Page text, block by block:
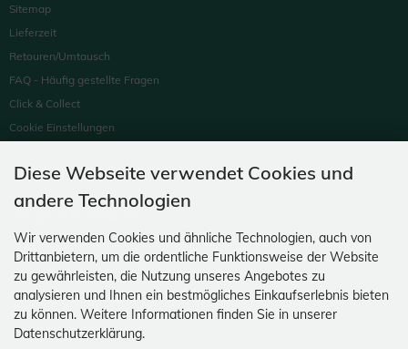
Sitemap
Lieferzeit
Retouren/Umtausch
FAQ - Häufig gestellte Fragen
Click & Collect
Cookie Einstellungen
SUPPORTHOTLINE
Zu laufenden Aufträgen oder Fragen allgemein:
Montag, Dienstag, Donnerstag, Freitag: 10:00 - 16:00 Uhr
Mittwoch: 10:00 - 18:00 Uhr
* Kosten: normaler Ortstarif DE, mit Flatratevertrag natürlich kostenlos. Aus dem Ausland
fallen die jeweils geltenden Auslandsgebühren an. Anrufe aus dem Handynetz können
abweichen.
Diese Webseite verwendet Cookies und
andere Technologien
Wir verwenden Cookies und ähnliche Technologien, auch von
Drittanbietern, um die ordentliche Funktionsweise der Website
zu gewährleisten, die Nutzung unseres Angebotes zu
analysieren und Ihnen ein bestmögliches Einkaufserlebnis bieten
zu können. Weitere Informationen finden Sie in unserer
Datenschutzerklärung.